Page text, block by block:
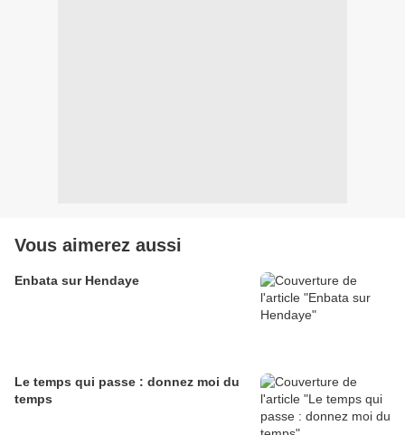
Vous aimerez aussi
Enbata sur Hendaye
Le temps qui passe : donnez moi du
temps